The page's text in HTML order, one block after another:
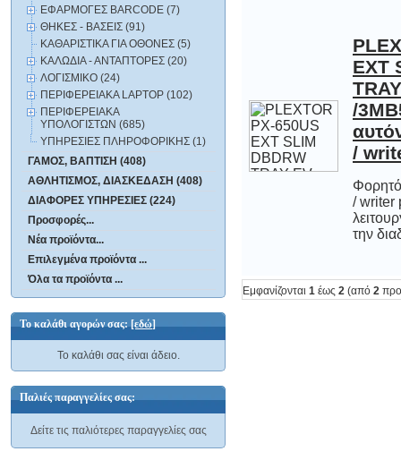
ΕΦΑΡΜΟΓΕΣ BARCODE (7)
ΘΗΚΕΣ - ΒΑΣΕΙΣ (91)
ΚΑΘΑΡΙΣΤΙΚΑ ΓΙΑ ΟΘΟΝΕΣ (5)
ΚΑΛΩΔΙΑ - ΑΝΤΑΠΤΟΡΕΣ (20)
ΛΟΓΙΣΜΙΚΟ (24)
ΠΕΡΙΦΕΡΕΙΑΚΑ LAPTOP (102)
ΠΕΡΙΦΕΡΕΙΑΚΑ
ΥΠΟΛΟΓΙΣΤΩΝ (685)
ΥΠΗΡΕΣΙΕΣ ΠΛΗΡΟΦΟΡΙΚΗΣ (1)
ΓΑΜΟΣ, ΒΑΠΤΙΣΗ (408)
ΑΘΛΗΤΙΣΜΟΣ, ΔΙΑΣΚΕΔΑΣΗ (408)
ΔΙΑΦΟΡΕΣ ΥΠΗΡΕΣΙΕΣ (224)
Προσφορές...
Νέα προϊόντα...
Επιλεγμένα προϊόντα ...
Όλα τα προϊόντα ...
Το καλάθι αγορών σας:[εδώ]
Το καλάθι σας είναι άδειο.
Παλιές παραγγελίες σας:
Δείτε τις παλιότερες παραγγελίες σας
EXT
/
/
/
την
Εμφανίζονται 1 έως 2 (από 2